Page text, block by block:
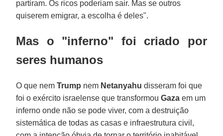
partiram. Os ricos poderiam sair. Mas se outros
quiserem emigrar, a escolha é deles".
Mas o "inferno" foi criado por
seres humanos
O que nemTrump nem Netanyahu disseram foi que
foi o exército israelense que transformouGaza em um
inferno onde não se pode viver, com a destruição
sistemática de todas as casas e infraestrutura civil,